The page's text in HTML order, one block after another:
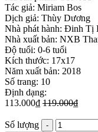
Tác giả: Miriam Bos
Dịch giả: Thùy Dương
Nhà phát hành: Đinh Tị
Nhà xuất bản: NXB
Độ tuổi: 0-6 tuổi
Kích thước: 17x17
Năm xuất bản: 2018
Số trang: 10
Định dạng:
113.000₫ 119.000₫
Số lượng